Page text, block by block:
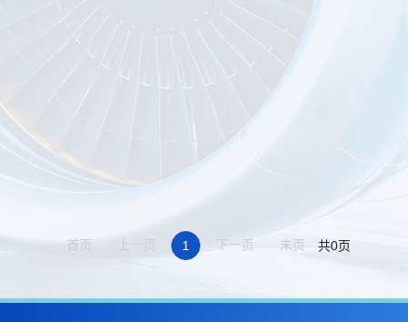
首页 上一页 1 下一页 末页 共0页